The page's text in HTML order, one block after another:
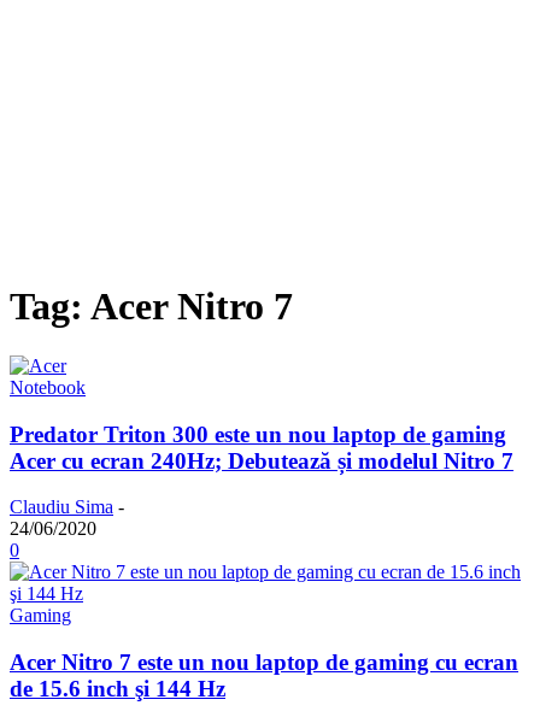
Tag: Acer Nitro 7
Notebook
Predator Triton 300 este un nou laptop de gaming
Acer cu ecran 240Hz; Debutează și modelul Nitro 7
Claudiu Sima -
24/06/2020
0
Gaming
Acer Nitro 7 este un nou laptop de gaming cu ecran
de 15.6 inch şi 144 Hz